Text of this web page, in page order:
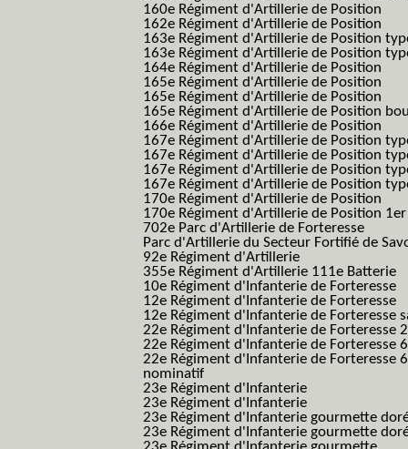
160e Régiment d'Artillerie de Position
162e Régiment d'Artillerie de Position
163e Régiment d'Artillerie de Position
163e Régiment d'Artillerie de Position
164e Régiment d'Artillerie de Position
165e Régiment d'Artillerie de Position
165e Régiment d'Artillerie de Position
165e Régiment d'Artillerie de Position
166e Régiment d'Artillerie de Position
167e Régiment d'Artillerie de Position
167e Régiment d'Artillerie de Position
167e Régiment d'Artillerie de Position
167e Régiment d'Artillerie de Position
170e Régiment d'Artillerie de Position
170e Régiment d'Artillerie de Position
702e Parc d'Artillerie de Forteresse
Parc d'Artillerie du Secteur Fortifié de
92e Régiment d'Artillerie
355e Régiment d'Artillerie 111e Batterie
10e Régiment d'Infanterie de Forteresse
12e Régiment d'Infanterie de Forteresse
12e Régiment d'Infanterie de Forteresse
22e Régiment d'Infanterie de Forteresse
22e Régiment d'Infanterie de Forteresse
22e Régiment d'Infanterie de Forteresse
nominatif
23e Régiment d'Infanterie
23e Régiment d'Infanterie
23e Régiment d'Infanterie gourmette
23e Régiment d'Infanterie gourmette